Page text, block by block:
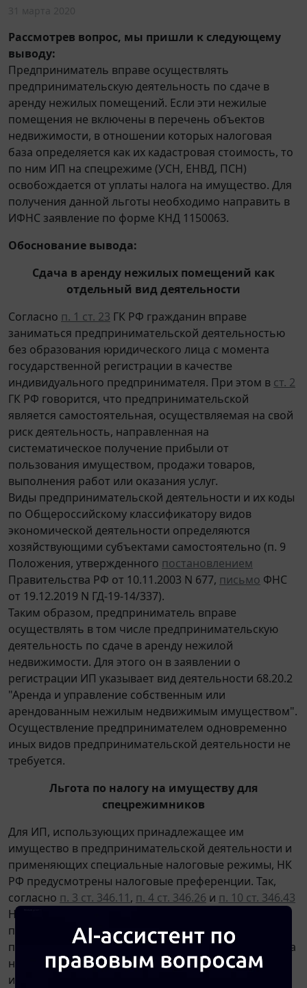
Рассмотрев вопрос, мы пришли к следующему
выводу:
Предприниматель вправе осуществлять
предпринимательскую деятельность по сдаче в
аренду нежилых помещений. Если эти нежилые
помещения не включены в перечень объектов
недвижимости, в отношении которых налоговая
база определяется как их кадастровая стоимость, то
по ним ИП на спецрежиме (УСН, ЕНВД, ПСН)
освобождается от уплаты налога на имущество. Для
получения данной льготы необходимо направить в
ИФНС заявление по форме КНД 1150063.
Обоснование вывода:
Сдача в аренду нежилых помещений как
отдельный вид деятельности
Согласно п. 1 ст. 23 ГК РФ гражданин вправе
заниматься предпринимательской деятельностью
без образования юридического лица с момента
государственной регистрации в качестве
индивидуального предпринимателя. При этом в ст. 2
ГК РФ говорится, что предпринимательской
является самостоятельная, осуществляемая на свой
риск деятельность, направленная на
систематическое получение прибыли от
пользования имуществом, продажи товаров,
выполнения работ или оказания услуг.
Виды предпринимательской деятельности и их коды
по Общероссийскому классификатору видов
экономической деятельности определяются
хозяйствующими субъектами самостоятельно (п. 9
Положения, утвержденного постановлением
Правительства РФ от 10.11.2003 N 677, письмо ФНС
от 19.12.2019 N ГД-19-14/337).
Таким образом, предприниматель вправе
осуществлять в том числе предпринимательскую
деятельность по сдаче в аренду нежилой
недвижимости. Для этого он в заявлении о
регистрации ИП указывает вид деятельности 68.20.2
"Аренда и управление собственным или
арендованным нежилым недвижимым имуществом".
Осуществление предпринимателем одновременно
иных видов предпринимательской деятельности не
требуется.
Льгота по налогу на имуществу для
спецрежимников
Для ИП, использующих принадлежащее им
имущество в предпринимательской деятельности и
применяющих специальные налоговые режимы, НК
РФ предусмотрены налоговые преференции. Так,
согласно п. 3 ст. 346.11, п. 4 ст. 346.26 и п. 10 ст. 346.43
НК РФ применение индивидуальными
предпринимателями УСН, ЕНВД, ПСН
предусматривает их освобождение от уплаты налога
на имущество физических лиц в отношении
имущества, используемого в предпринимательской